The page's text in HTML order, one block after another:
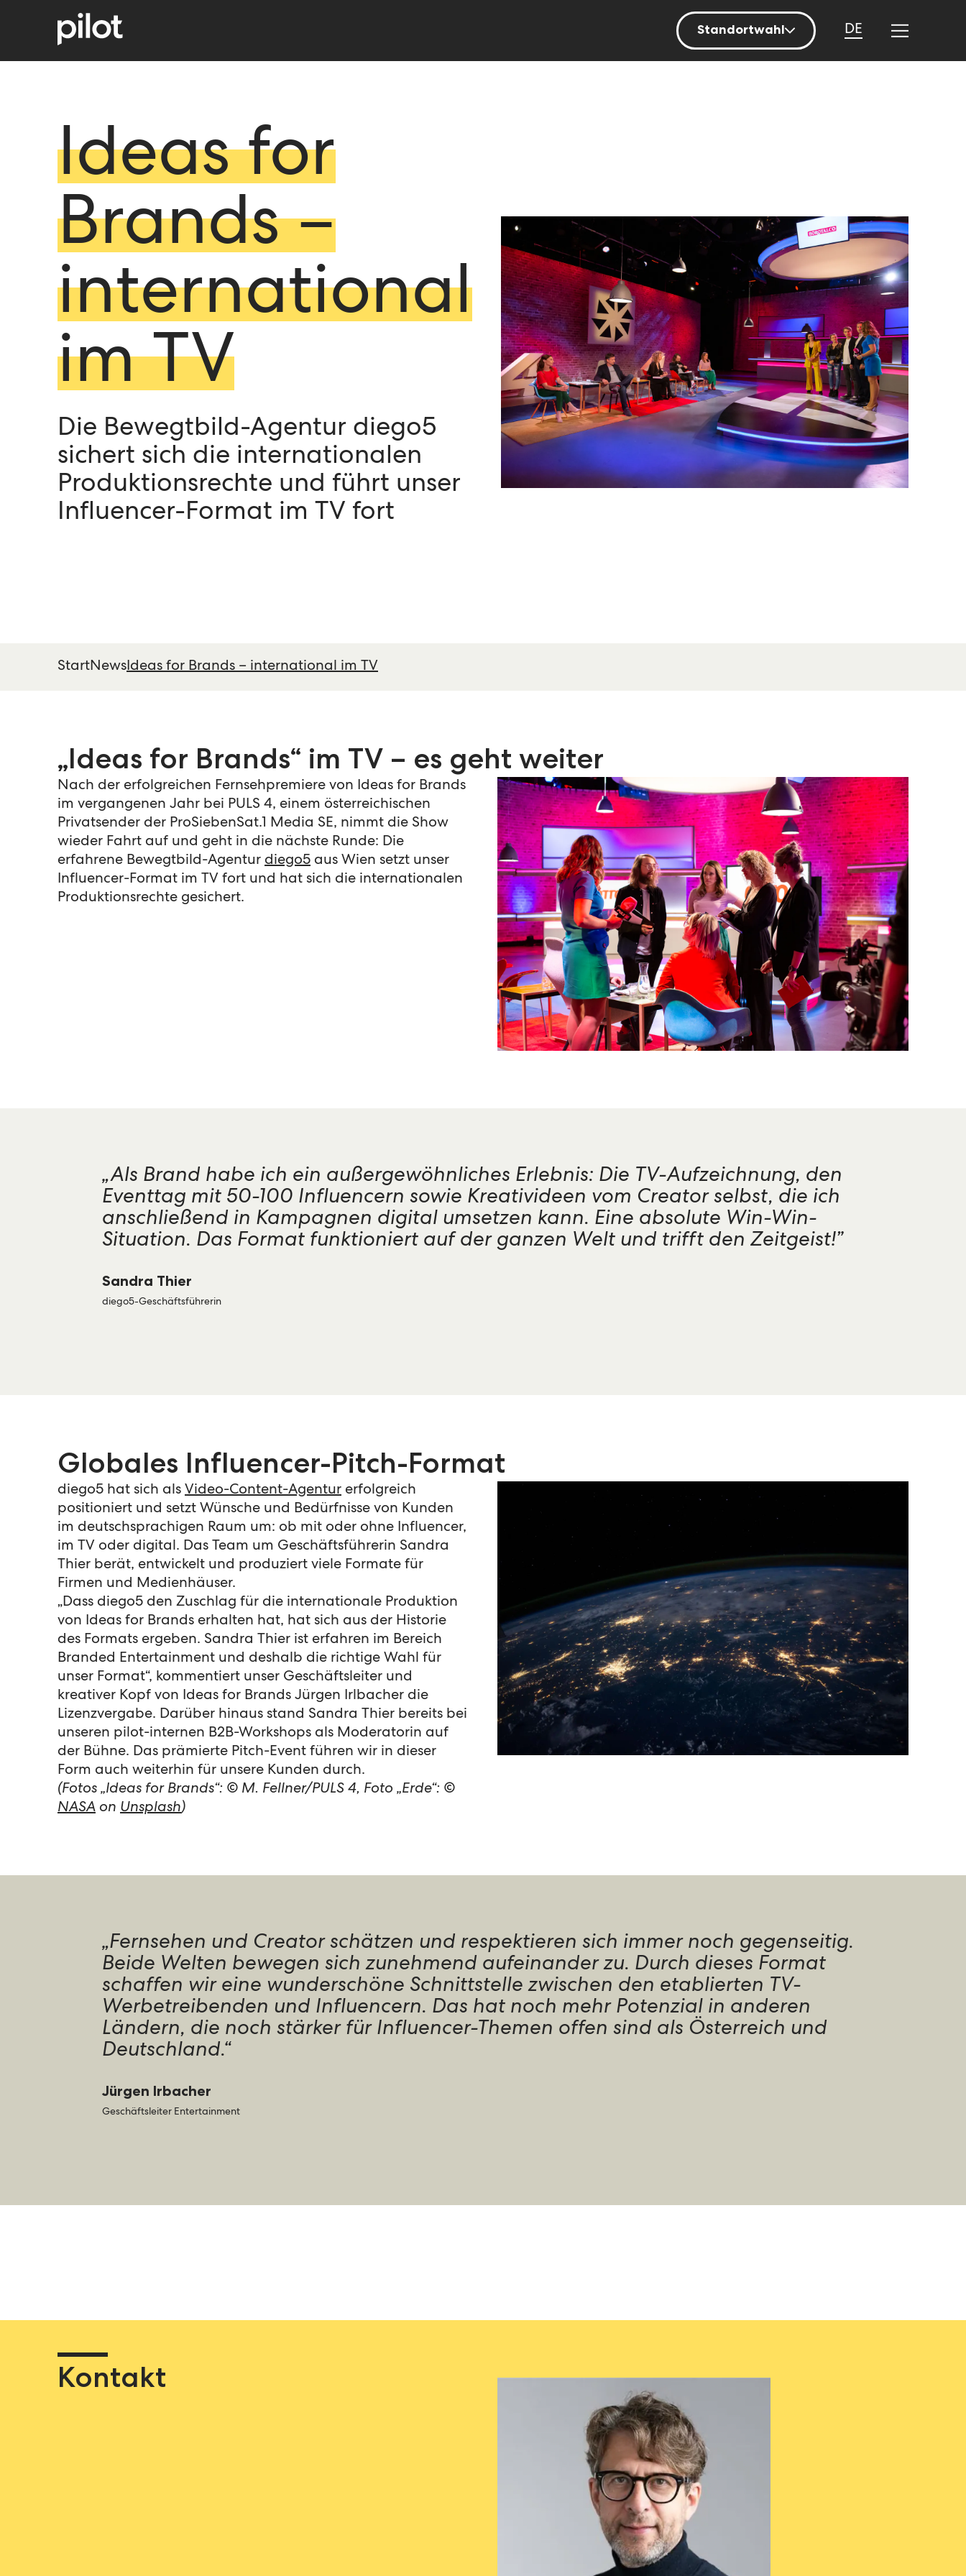
Standortwahl
Berlin
Zürich
DE
Ideas for
Brands –
international
im TV
Die Bewegtbild-Agentur diego5
sichert sich die internationalen
Produktionsrechte und führt unser
Influencer-Format im TV fort
StartNewsIdeas for Brands – international im TV
„Ideas for Brands“ im TV – es geht weiter
Nach der erfolgreichen Fernsehpremiere von Ideas for Brands
im vergangenen Jahr bei PULS 4, einem österreichischen
Privatsender der ProSiebenSat.1 Media SE, nimmt die Show
wieder Fahrt auf und geht in die nächste Runde: Die
erfahrene Bewegtbild-Agentur diego5 aus Wien setzt unser
Influencer-Format im TV fort und hat sich die internationalen
Produktionsrechte gesichert.
„Als Brand habe ich ein außergewöhnliches Erlebnis: Die TV-Aufzeichnung, den
Eventtag mit 50-100 Influencern sowie Kreativideen vom Creator selbst, die ich
anschließend in Kampagnen digital umsetzen kann. Eine absolute Win-Win-
Situation. Das Format funktioniert auf der ganzen Welt und trifft den Zeitgeist!”
Sandra Thier
diego5-Geschäftsführerin
Globales Influencer-Pitch-Format
diego5 hat sich als Video-Content-Agentur erfolgreich
positioniert und setzt Wünsche und Bedürfnisse von Kunden
im deutschsprachigen Raum um: ob mit oder ohne Influencer,
im TV oder digital. Das Team um Geschäftsführerin Sandra
Thier berät, entwickelt und produziert viele Formate für
Firmen und Medienhäuser.
„Dass diego5 den Zuschlag für die internationale Produktion
von Ideas for Brands erhalten hat, hat sich aus der Historie
des Formats ergeben. Sandra Thier ist erfahren im Bereich
Branded Entertainment und deshalb die richtige Wahl für
unser Format“, kommentiert unser Geschäftsleiter und
kreativer Kopf von Ideas for Brands Jürgen Irlbacher die
Lizenzvergabe. Darüber hinaus stand Sandra Thier bereits bei
unseren pilot-internen B2B-Workshops als Moderatorin auf
der Bühne. Das prämierte Pitch-Event führen wir in dieser
Form auch weiterhin für unsere Kunden durch.
(Fotos „Ideas for Brands“: © M. Fellner/PULS 4, Foto „Erde“: ©
NASA on Unsplash)
„Fernsehen und Creator schätzen und respektieren sich immer noch gegenseitig.
Beide Welten bewegen sich zunehmend aufeinander zu. Durch dieses Format
schaffen wir eine wunderschöne Schnittstelle zwischen den etablierten TV-
Werbetreibenden und Influencern. Das hat noch mehr Potenzial in anderen
Ländern, die noch stärker für Influencer-Themen offen sind als Österreich und
Deutschland.“
Jürgen Irbacher
Geschäftsleiter Entertainment
Kontakt